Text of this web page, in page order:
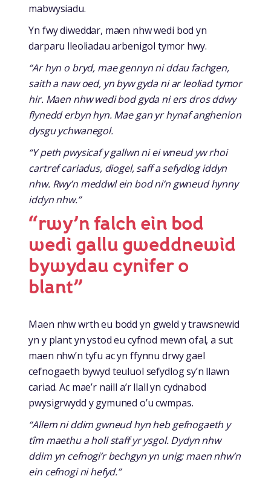
mabwysiadu.
Yn fwy diweddar, maen nhw wedi bod yn
darparu lleoliadau arbenigol tymor hwy.
“Ar hyn o bryd, mae gennyn ni ddau fachgen,
saith a naw oed, yn byw gyda ni ar leoliad tymor
hir. Maen nhw wedi bod gyda ni ers dros ddwy
flynedd erbyn hyn. Mae gan yr hynaf anghenion
dysgu ychwanegol.
“Y peth pwysicaf y gallwn ni ei wneud yw rhoi
cartref cariadus, diogel, saff a sefydlog iddyn
nhw. Rwy’n meddwl ein bod ni’n gwneud hynny
iddyn nhw.”
“rwy’n falch ein bod
wedi gallu gweddnewid
bywydau cynifer o
blant”
Maen nhw wrth eu bodd yn gweld y trawsnewid
yn y plant yn ystod eu cyfnod mewn ofal, a sut
maen nhw’n tyfu ac yn ffynnu drwy gael
cefnogaeth bywyd teuluol sefydlog sy’n llawn
cariad. Ac mae’r naill a’r llall yn cydnabod
pwysigrwydd y gymuned o’u cwmpas.
“Allem ni ddim gwneud hyn heb gefnogaeth y
tîm maethu a holl staff yr ysgol. Dydyn nhw
ddim yn cefnogi’r bechgyn yn unig; maen nhw’n
ein cefnogi ni hefyd.”